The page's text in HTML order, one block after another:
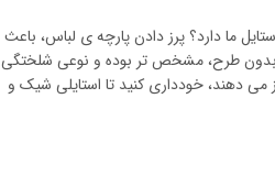
ما دارد؟ پرز دادن پارچه ی لباس، باعث
بدون طرح، مشخص تر بوده و نوعی شلختگی
دهند، خودداری کنید تا استایلی شیک و